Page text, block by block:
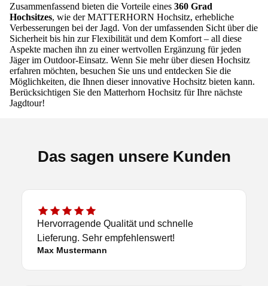
Zusammenfassend bieten die Vorteile eines 360 Grad
Hochsitzes, wie der MATTERHORN Hochsitz, erhebliche
Verbesserungen bei der Jagd. Von der umfassenden Sicht über die
Sicherheit bis hin zur Flexibilität und dem Komfort – all diese
Aspekte machen ihn zu einer wertvollen Ergänzung für jeden
Jäger im Outdoor-Einsatz. Wenn Sie mehr über diesen Hochsitz
erfahren möchten, besuchen Sie uns und entdecken Sie die
Möglichkeiten, die Ihnen dieser innovative Hochsitz bieten kann.
Berücksichtigen Sie den Matterhorn Hochsitz für Ihre nächste
Jagdtour!
Das sagen unsere Kunden
Hervorragende Qualität und schnelle
Lieferung. Sehr empfehlenswert!
Max Mustermann